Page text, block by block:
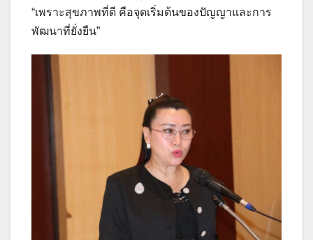
“เพราะสุขภาพที่ดี คือจุดเริ่มต้นของปัญญาและการ
พัฒนาที่ยั่งยืน”